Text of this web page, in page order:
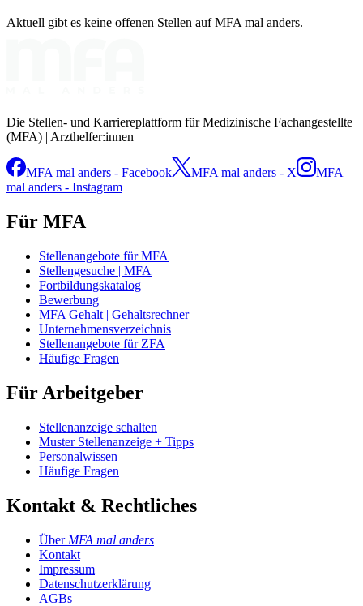
Aktuell gibt es keine offenen Stellen auf MFA mal anders.
Die Stellen- und Karriereplattform für Medizinische Fachangestellte
(MFA) | Arzthelfer:innen
MFA mal anders - Facebook MFA mal anders - X
MFA
mal anders - Instagram
Für MFA
Stellenangebote für MFA
Stellengesuche | MFA
Fortbildungskatalog
Bewerbung
MFA Gehalt | Gehaltsrechner
Unternehmensverzeichnis
Stellenangebote für ZFA
Häufige Fragen
Für Arbeitgeber
Stellenanzeige schalten
Muster Stellenanzeige + Tipps
Personalwissen
Häufige Fragen
Kontakt & Rechtliches
Über MFA mal anders
Kontakt
Impressum
Datenschutzerklärung
AGBs